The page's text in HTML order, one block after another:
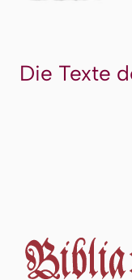
Die Texte